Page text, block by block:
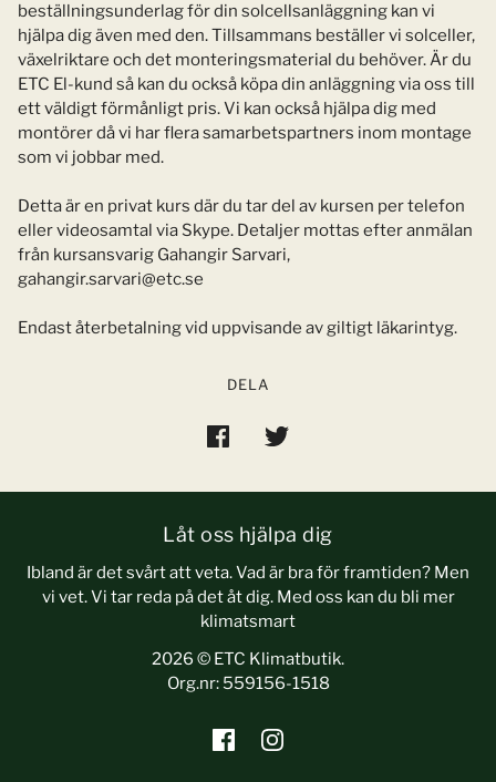
beställningsunderlag för din solcellsanläggning kan vi
hjälpa dig även med den. Tillsammans beställer vi solceller,
växelriktare och det monteringsmaterial du behöver. Är du
ETC El-kund så kan du också köpa din anläggning via oss till
ett väldigt förmånligt pris. Vi kan också hjälpa dig med
montörer då vi har flera samarbetspartners inom montage
som vi jobbar med.
Detta är en privat kurs där du tar del av kursen per telefon
eller videosamtal via Skype. Detaljer mottas efter anmälan
från kursansvarig Gahangir Sarvari,
gahangir.sarvari@etc.se
Endast återbetalning vid uppvisande av giltigt läkarintyg.
DELA
Låt oss hjälpa dig
Ibland är det svårt att veta. Vad är bra för framtiden? Men
vi vet. Vi tar reda på det åt dig. Med oss kan du bli mer
klimatsmart
2026 © ETC Klimatbutik.
Org.nr: 559156-1518